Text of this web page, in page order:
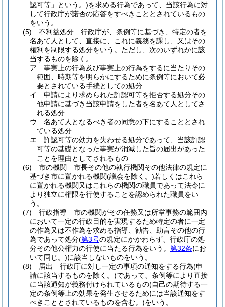
認可等」という。)を求める行為であって、当該行為に対
して行政庁が諾否の応答をすべきこととされているもの
をいう。
(5)
不利益処分 行政庁が、条例等に基づき、特定の者を
名あて人として、直接に、これに義務を課し、又はその
権利を制限する処分をいう。 ただし、次のいずれかに該
当するものを除く。
ア
事実上の行為及び事実上の行為をするに当たりその
範囲、時期等を明らかにするために条例等において必
要とされている手続としての処分
イ
申請により求められた許認可等を拒否する処分その
他申請に基づき当該申請をした者を名あて人としてさ
れる処分
ウ
名あて人となるべき者の同意の下にすることとされ
ている処分
エ
許認可等の効力を失わせる処分であって、当該許認
可等の基礎となった事実が消滅した旨の届出があった
ことを理由としてされるもの
(6)
市の機関 市長その他の執行機関その他法律の規定に
基づき市に置かれる機関(議会を除く。)若しくはこれら
に置かれる機関又はこれらの機関の職員であって法令に
より独立に権限を行使することを認められた職員をい
う。
(7)
行政指導 市の機関がその任務又は所掌事務の範囲内
において一定の行政目的を実現するため特定の者に一定
の作為又は不作為を求める指導、勧告、助言その他の行
為であって処分(第3号の規定にかかわらず、行政庁の処
分その他公権力の行使に当たる行為をいう。 第32条にお
いて同じ。)に該当しないものをいう。
(8)
届出 行政庁に対し一定の事項の通知をする行為(申
請に該当するものを除く。)であって、条例等により直接
に当該通知が義務付けられているもの(自己の期待する一
定の条例等上の効果を発生させるためには当該通知をす
べきこととされているものを含む。)をいう。